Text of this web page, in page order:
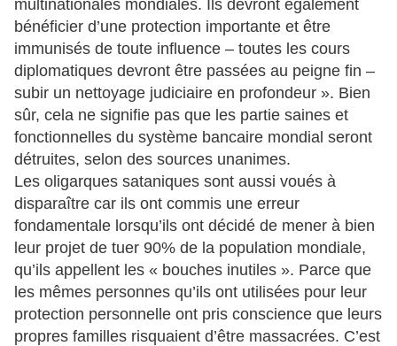
multinationales mondiales. Ils devront également
bénéficier d’une protection importante et être
immunisés de toute influence – toutes les cours
diplomatiques devront être passées au peigne fin –
subir un nettoyage judiciaire en profondeur ». Bien
sûr, cela ne signifie pas que les partie saines et
fonctionnelles du système bancaire mondial seront
détruites, selon des sources unanimes.
Les oligarques sataniques sont aussi voués à
disparaître car ils ont commis une erreur
fondamentale lorsqu’ils ont décidé de mener à bien
leur projet de tuer 90% de la population mondiale,
qu’ils appellent les « bouches inutiles ». Parce que
les mêmes personnes qu’ils ont utilisées pour leur
protection personnelle ont pris conscience que leurs
propres familles risquaient d’être massacrées. C’est